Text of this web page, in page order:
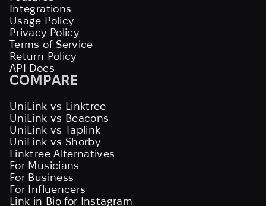
Integrations
Usage Policy
Privacy Policy
Terms of Service
Return Policy
API Docs
COMPARE
UniLink vs Linktree
UniLink vs Beacons
UniLink vs Taplink
UniLink vs Shorby
Linktree Alternatives
For Musicians
For Business
For Influencers
Link in Bio for Instagram